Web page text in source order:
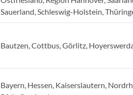
Sauerland, Schleswig-Holstein,
Bautzen, Cottbus, Görlitz,
Bayern, Hessen, Kaiserslautern,